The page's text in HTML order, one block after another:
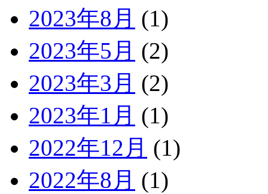
2023年8月 (1)
2023年5月 (2)
2023年3月 (2)
2023年1月 (1)
2022年12月 (1)
2022年8月 (1)